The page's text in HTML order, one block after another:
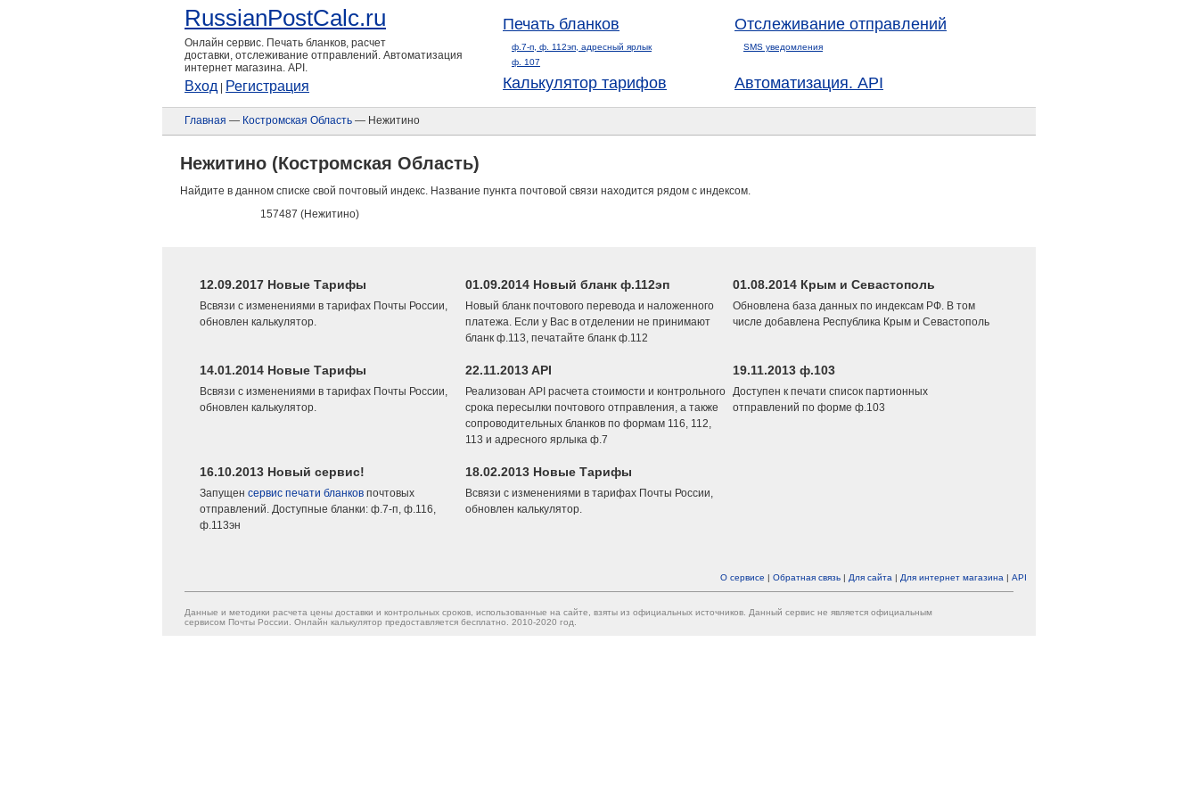
RussianPostCalc.ru
Онлайн сервис. Печать бланков, расчет
доставки, отслеживание отправлений. Автоматизация
интернет магазина. API.
Вход Регистрация
Печать бланков
ф.7-п, ф. 112эп, адресный ярлык
ф. 107
Отслеживание отправлений
SMS уведомления
Калькулятор тарифов Автоматизация. API
Главная — Костромская Область — Нежитино
Нежитино (Костромская Область)
Найдите в данном списке свой почтовый индекс. Название пункта почтовой связи находится рядом с индексом.
157487 (Нежитино)
12.09.2017 Новые Тарифы
Всвязи с изменениями в тарифах Почты России,
обновлен калькулятор.
01.09.2014 Новый бланк ф.112эп
Новый бланк почтового перевода и наложенного
платежа. Если у Вас в отделении не принимают
бланк ф.113, печатайте бланк ф.112
01.08.2014 Крым и Севастополь
Обновлена база данных по индексам РФ. В том
числе добавлена Республика Крым и Севастополь
14.01.2014 Новые Тарифы
Всвязи с изменениями в тарифах Почты России,
обновлен калькулятор.
22.11.2013 API
Реализован API расчета стоимости и контрольного
срока пересылки почтового отправления, а также
сопроводительных бланков по формам 116, 112,
113 и адресного ярлыка ф.7
19.11.2013 ф.103
Доступен к печати список партионных
отправлений по форме ф.103
16.10.2013 Новый сервис!
Запущен сервис печати бланков почтовых
отправлений. Доступные бланки: ф.7-п, ф.116,
ф.113эн
18.02.2013 Новые Тарифы
Всвязи с изменениями в тарифах Почты России,
обновлен калькулятор.
О сервисе | Обратная связь | Для сайта | Для интернет магазина | API
Данные и методики расчета цены доставки и контрольных сроков, использованные на сайте, взяты из официальных источников. Данный сервис не является официальным
сервисом Почты России. Онлайн калькулятор предоставляется бесплатно. 2010-2020 год.